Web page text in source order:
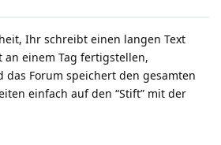
Ihr schreibt einen langen Text
einem Tag fertigstellen,
das Forum speichert den gesamten
einfach auf den “Stift” mit der